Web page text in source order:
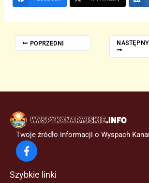
POPRZEDNI NASTĘPNY
Twoje źródło informacji o Wyspach
Szybkie linki